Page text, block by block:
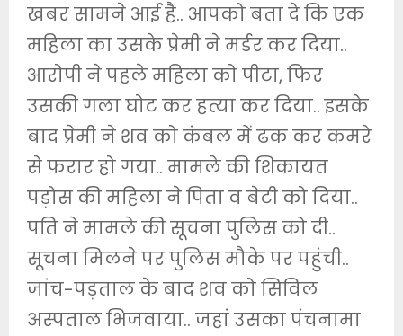
खबर सामने आई है.. आपको बता दे कि एक
महिला का उसके प्रेमी ने मर्डर कर दिया..
आरोपी ने पहले महिला को पीटा, फिर
उसकी गला घोट कर हत्या कर दिया.. इसके
बाद प्रेमी ने शव को कंबल में ढक कर कमरे
से फरार हो गया.. मामले की शिकायत
पड़ोस की महिला ने पिता व बेटी को दिया..
पति ने मामले की सूचना पुलिस को दी..
सूचना मिलने पर पुलिस मौके पर पहुंची..
जांच-पड़ताल के बाद शव को सिविल
अस्पताल भिजवाया.. जहां उसका पंचनामा